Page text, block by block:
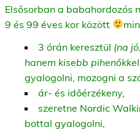
Elsősorban a babahordozós
9 és 99 éves kor között
3 órán keresztül (na
hanem kisebb
gyalogolni, mozogni a
ár- és időérzékeny,
szeretne Nordic
bottal gyalogolni,